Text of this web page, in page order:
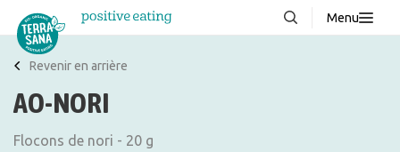
Menu
À propos de nous
Blog
Revenir en arrière
AO-NORI
Flocons de nori - 20 g